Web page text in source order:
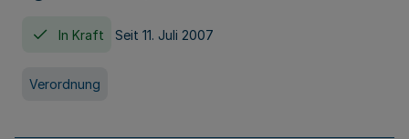
In Kraft Seit 11. Juli 2007
Verordnung